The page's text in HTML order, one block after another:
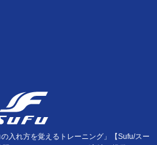
入れ方を覚えるトレーニング」【Sufu/スー